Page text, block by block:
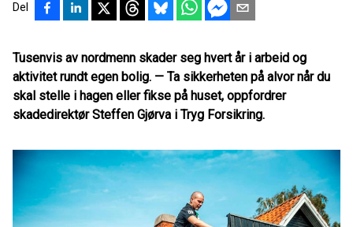
Del
Tusenvis av nordmenn skader seg hvert år i arbeid og
aktivitet rundt egen bolig. — Ta sikkerheten på alvor når du
skal stelle i hagen eller fikse på huset, oppfordrer
skadedirektør Steffen Gjørva i Tryg Forsikring.